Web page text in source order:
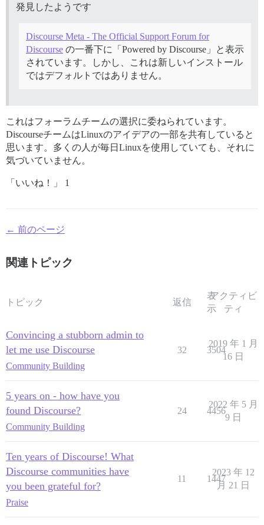
発見したようです
Discourse Meta - The Official Support Forum for
Discourse の一番下に「Powered by Discourse」と表示
されています。しかし、これは新しいインストール
ではデフォルトではありません。
これはフォーラムチームの選択に委ねられています。
DiscourseチームはLinuxのアイデアの一部を共有していると
思います。多くの人が毎日Linuxを使用していても、それに
気づいていません。
「いいね！」 1
← 前のページ
関連トピック
トピック 返信
表
示
アクティビ
ティ
Convincing a stubborn admin to
let me use Discourse
Community Building
32 3504
2019 年 1 月
16 日
5 years on - how have you
found Discourse?
Community Building
24 4456
2022 年 5 月
9 日
Ten years of Discourse! What
Discourse communities have
you been grateful for?
Praise
11 1447
2023 年 12
月 21 日